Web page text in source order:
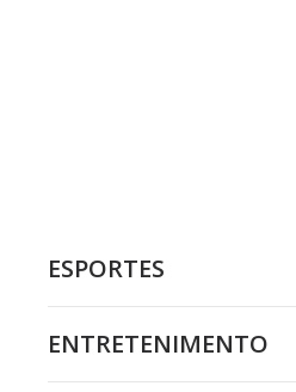
ESPORTES
ENTRETENIMENTO